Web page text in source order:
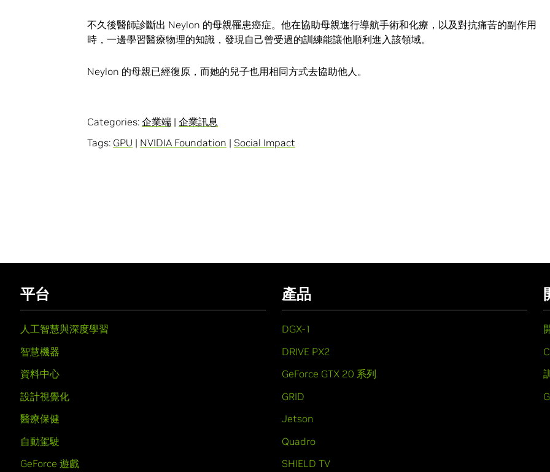
不久後醫師診斷出 Neylon 的母親罹患癌症。他在協助母親進行導航手術和化療，以及對抗痛苦的副作用
時，一邊學習醫療物理的知識，發現自己曾受過的訓練能讓他順利進入該領域。
Neylon 的母親已經復原，而她的兒子也用相同方式去協助他人。
Categories: 企業端 | 企業訊息
Tags: GPU | NVIDIA Foundation | Social Impact
平台
人工智慧與深度學習
智慧機器
資料中心
設計視覺化
醫療保健
自動駕駛
GeForce 遊戲
產品
DGX-1
DRIVE PX2
GeForce GTX 20 系列
GRID
Jetson
Quadro
SHIELD TV